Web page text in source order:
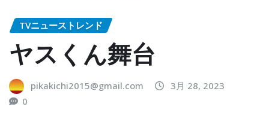
TVニューストレンド
ヤスくん舞台
pikakichi2015@gmail.com
3月 28, 2023
0